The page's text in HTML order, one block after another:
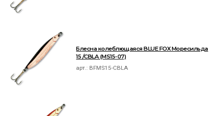
Блесна колеблющаяся BLUE FOX Моресильда
15 /CBLA (MS15-07)
арт.: BFMS15-CBLA